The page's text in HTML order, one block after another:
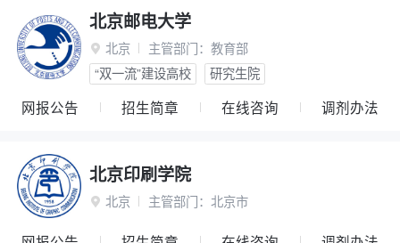
北京邮电大学
 北京 主管部门： 教育部
“双一流”建设高校
研究生院
网报公告 招生简章 在线咨询 调剂办法
北京印刷学院
 北京 主管部门： 北京市